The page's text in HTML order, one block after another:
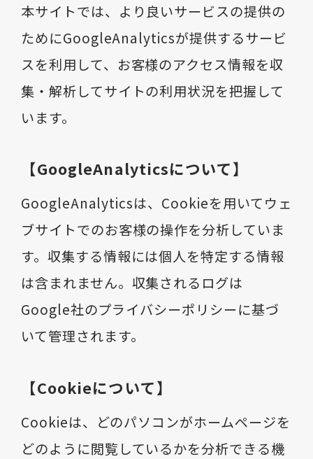
本サイトでは、より良いサービスの提供の
ためにGoogleAnalyticsが提供するサービ
スを利用して、お客様のアクセス情報を収
集・解析してサイトの利用状況を把握して
います。
【GoogleAnalyticsについて】
GoogleAnalyticsは、Cookieを用いてウェ
ブサイトでのお客様の操作を分析していま
す。収集する情報には個人を特定する情報
は含まれません。収集されるログは
Google社のプライバシーポリシーに基づ
いて管理されます。
【Cookieについて】
Cookieは、どのパソコンがホームページを
どのように閲覧しているかを分析できる機